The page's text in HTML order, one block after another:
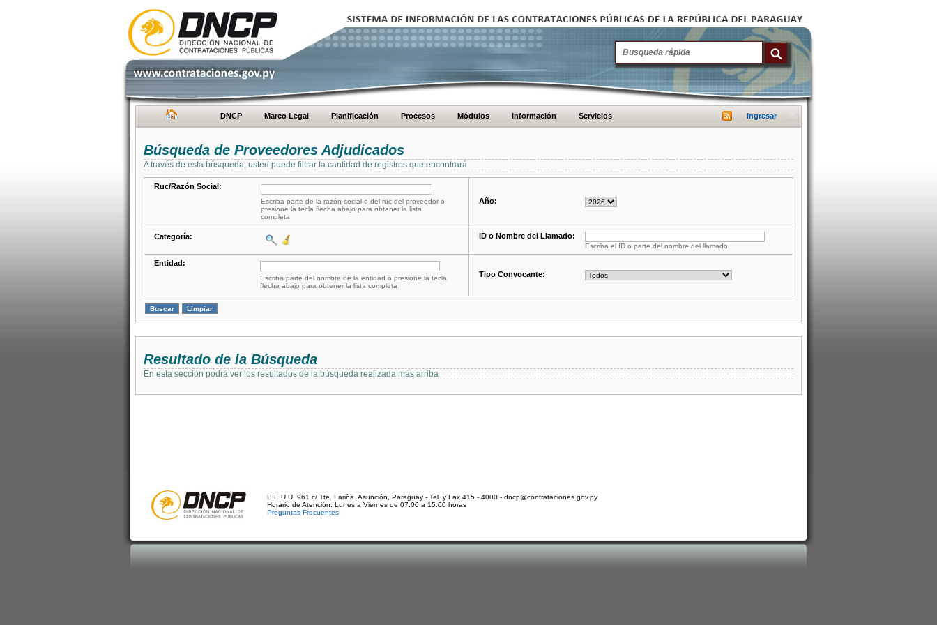
DNCP Marco Legal Planificación Procesos Módulos Información Servicios Ingresar
Búsqueda de Proveedores Adjudicados
A través de esta búsqueda, usted puede filtrar la cantidad de registros que encontrará
Ruc/Razón Social:
Escriba parte de la razón social o del ruc del proveedor o
presione la tecla flecha abajo para obtener la lista
completa
Año:
Categoría: ID o Nombre del Llamado:
Escriba el ID o parte del nombre del llamado
Entidad:
Escriba parte del nombre de la entidad o presione la tecla
flecha abajo para obtener la lista completa
Tipo Convocante:
Resultado de la Búsqueda
En esta sección podrá ver los resultados de la búsqueda realizada más arriba
E.E.U.U. 961 c/ Tte. Fariña. Asunción, Paraguay - Tel. y Fax 415 - 4000 - dncp@contrataciones.gov.py
Horario de Atención: Lunes a Viernes de 07:00 a 15:00 horas
Preguntas Frecuentes